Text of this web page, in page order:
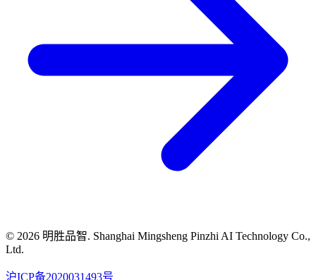
© 2026 明胜品智. Shanghai Mingsheng Pinzhi AI Technology Co.,
Ltd.
沪ICP备2020031493号